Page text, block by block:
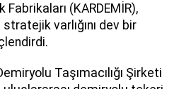
(KARDEMİR),
varlığını dev bir
Taşımacılığı Şirketi